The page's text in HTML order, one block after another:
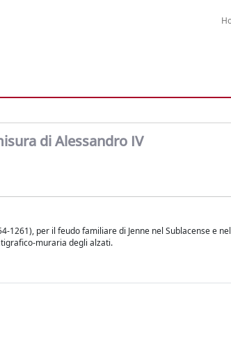
di Alessandro IV
1261), per il feudo familiare di Jenne nel Sublacense e
muraria degli alzati.